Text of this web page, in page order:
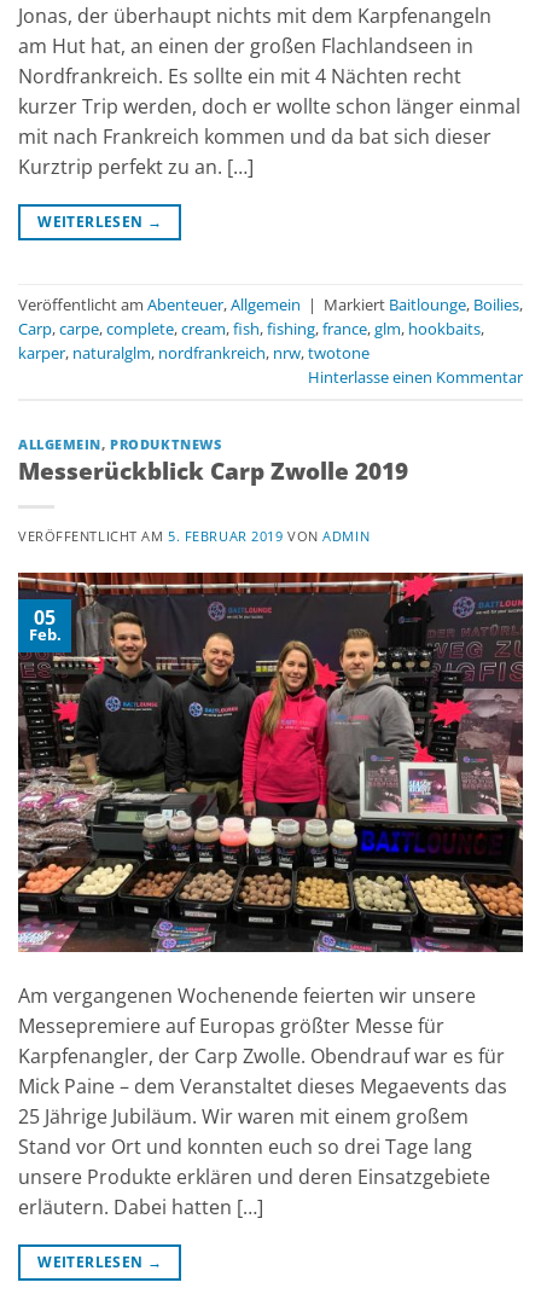
Jonas, der überhaupt nichts mit dem Karpfenangeln
am Hut hat, an einen der großen Flachlandseen in
Nordfrankreich. Es sollte ein mit 4 Nächten recht
kurzer Trip werden, doch er wollte schon länger einmal
mit nach Frankreich kommen und da bat sich dieser
Kurztrip perfekt zu an. […]
WEITERLESEN →
Veröffentlicht am Abenteuer,Allgemein | Markiert Baitlounge, Boilies,
Carp,carpe,complete,cream,fish,fishing,france,glm, hookbaits,
karper, naturalglm, nordfrankreich, nrw,twotone
Hinterlasse einen Kommentar
ALLGEMEIN,PRODUKTNEWS
Messerückblick Carp Zwolle 2019
VERÖFFENTLICHT AM5. FEBRUAR 2019 VONADMIN
05
Feb.
Am vergangenen Wochenende feierten wir unsere
Messepremiere auf Europas größter Messe für
Karpfenangler, der Carp Zwolle. Obendrauf war es für
Mick Paine – dem Veranstaltet dieses Megaevents das
25 Jährige Jubiläum. Wir waren mit einem großem
Stand vor Ort und konnten euch so drei Tage lang
unsere Produkte erklären und deren Einsatzgebiete
erläutern. Dabei hatten […]
WEITERLESEN →